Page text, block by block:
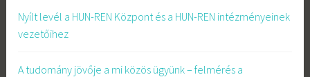
Nyílt levél a HUN-REN Központ és a HUN-REN intézményeinek
vezetőihez
A tudomány jövője a mi közös ügyünk – felmérés a